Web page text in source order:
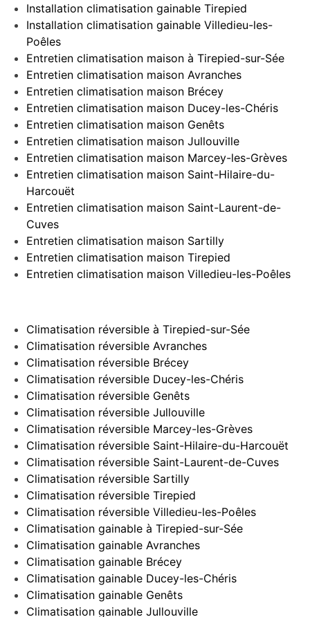
Installation climatisation gainable Tirepied
Installation climatisation gainable Villedieu-les-
Poêles
Entretien climatisation maison à Tirepied-sur-Sée
Entretien climatisation maison Avranches
Entretien climatisation maison Brécey
Entretien climatisation maison Ducey-les-Chéris
Entretien climatisation maison Genêts
Entretien climatisation maison Jullouville
Entretien climatisation maison Marcey-les-Grèves
Entretien climatisation maison Saint-Hilaire-du-
Harcouët
Entretien climatisation maison Saint-Laurent-de-
Cuves
Entretien climatisation maison Sartilly
Entretien climatisation maison Tirepied
Entretien climatisation maison Villedieu-les-Poêles
Climatisation réversible à Tirepied-sur-Sée
Climatisation réversible Avranches
Climatisation réversible Brécey
Climatisation réversible Ducey-les-Chéris
Climatisation réversible Genêts
Climatisation réversible Jullouville
Climatisation réversible Marcey-les-Grèves
Climatisation réversible Saint-Hilaire-du-Harcouët
Climatisation réversible Saint-Laurent-de-Cuves
Climatisation réversible Sartilly
Climatisation réversible Tirepied
Climatisation réversible Villedieu-les-Poêles
Climatisation gainable à Tirepied-sur-Sée
Climatisation gainable Avranches
Climatisation gainable Brécey
Climatisation gainable Ducey-les-Chéris
Climatisation gainable Genêts
Climatisation gainable Jullouville